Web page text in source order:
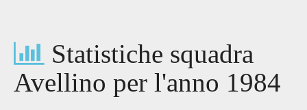
Statistiche squadra
Avellino per l'anno 1984